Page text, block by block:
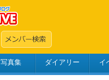
写真集 ダイアリー イ